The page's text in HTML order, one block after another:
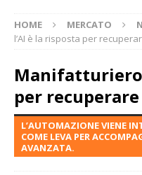
HOME MERCATO
l’AI è la risposta per
per
L’AUTOMAZIONE VIENE
COME LEVA PER
AVANZATA.